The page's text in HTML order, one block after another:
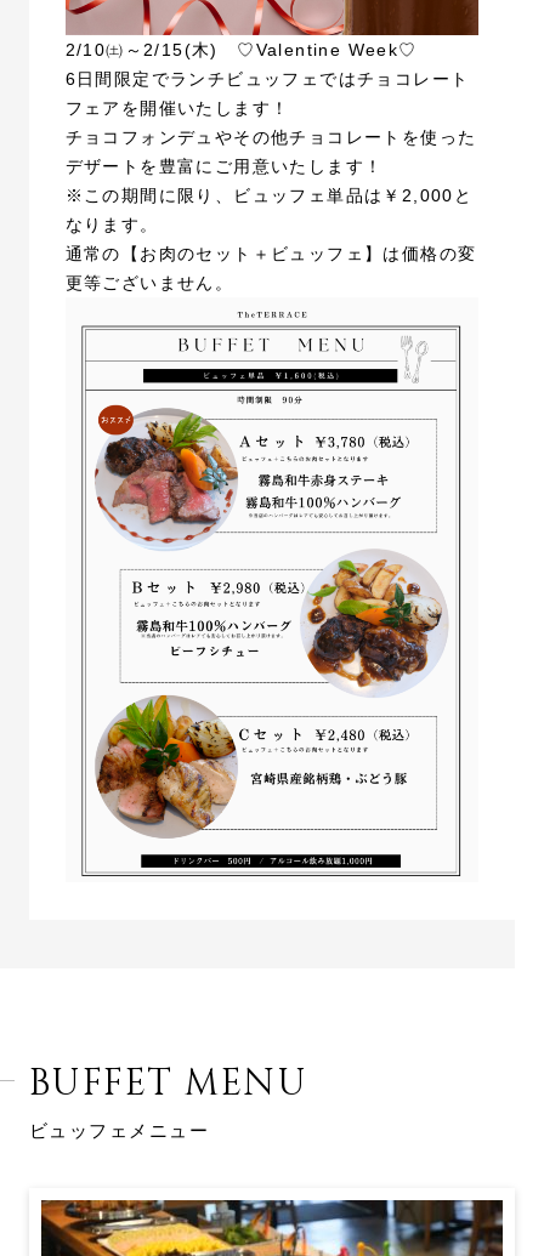
2/10㈯～2/15(木) ♡Valentine Week♡
6日間限定でランチビュッフェではチョコレート
フェアを開催いたします！
チョコフォンデュやその他チョコレートを使った
デザートを豊富にご用意いたします！
※この期間に限り、ビュッフェ単品は￥2,000と
なります。
通常の【お肉のセット＋ビュッフェ】は価格の変
更等ございません。
BUFFET MENU
ビュッフェメニュー